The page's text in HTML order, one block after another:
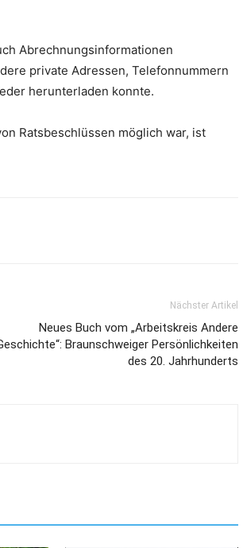
Abrechnungsinformationen
private Adressen, Telefonnummern
herunterladen konnte.
Ratsbeschlüssen möglich war, ist
Nächster Artikel
Neues Buch vom „Arbeitskreis Andere
Braunschweiger Persönlichkeiten
des 20. Jahrhunderts